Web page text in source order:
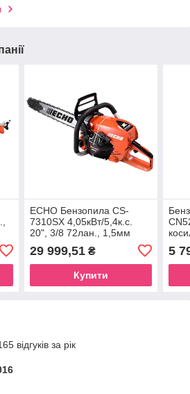
ECHO Бензопила CS-
7310SX 4,05кВт/5,4к.с.
20", 3/8 72лан., 1,5мм
29 999,51₴
Купити
5
відгуків за рік